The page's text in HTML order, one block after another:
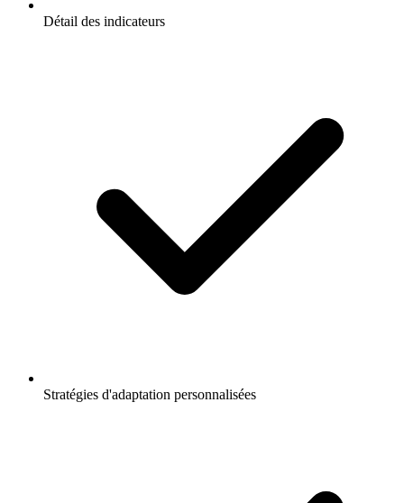
Détail des indicateurs
Stratégies d'adaptation personnalisées